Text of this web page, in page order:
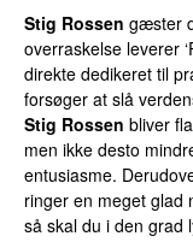
Stig Rossen gæster
overraskelse leverer
direkte dedikeret til
forsøger at slå
Stig Rossen bliver
men ikke desto
entusiasme.
ringer en meget glad
så skal du i den grad